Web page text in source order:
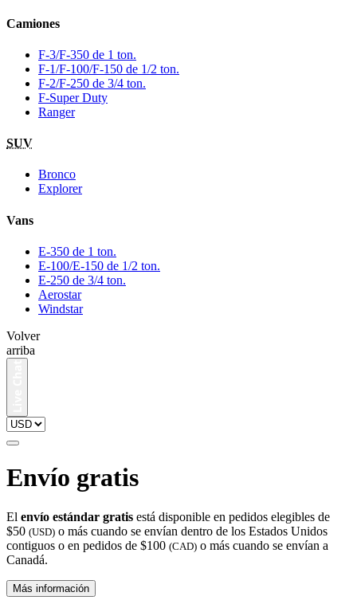
Camiones
F-3/F-350 de 1 ton.
F-1/F-100/F-150 de 1/2 ton.
F-2/F-250 de 3/4 ton.
F-Super Duty
Ranger
SUV
Bronco
Explorer
Vans
E-350 de 1 ton.
E-100/E-150 de 1/2 ton.
E-250 de 3/4 ton.
Aerostar
Windstar
Volver
arriba
Envío gratis
El envío estándar gratis está disponible en pedidos elegibles de
$50 (USD) o más cuando se envían dentro de los Estados Unidos
contiguos o en pedidos de $100 (CAD) o más cuando se envían a
Canadá.
Más información